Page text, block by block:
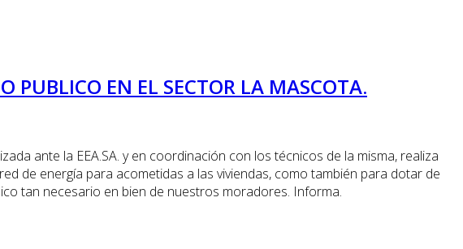
PUBLICO EN EL SECTOR LA MASCOTA.
ante la EEA.SA. y en coordinación con los técnicos de la misma, realiza
de energía para acometidas a las viviendas, como también para dotar de
tan necesario en bien de nuestros moradores. Informa.